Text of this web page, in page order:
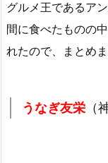
グルメ王であるア
間に食べたものの
れたので、まとめま
うなぎ友栄 （